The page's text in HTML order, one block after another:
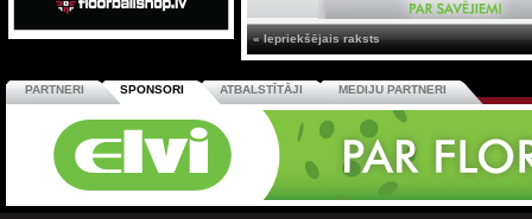
« Iepriekšējais raksts
PARTNERI SPONSORI ATBALSTĪTĀJI MEDIJU PARTNERI